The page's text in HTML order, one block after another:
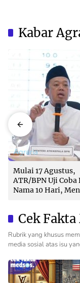
Kabar
Agraria
Mulai 17 Agustus,
ATR/BPN Uji Coba
Nama 10 Hari,
Cek
Rubrik yang khusus
media sosial atas isu